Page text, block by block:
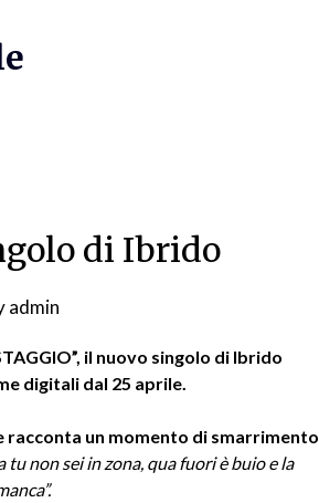
di Ibrido
admin
il nuovo singolo di Ibrido
digitali dal 25 aprile.
racconta un momento di smarrimento
tu non sei in zona, qua fuori è buio e la